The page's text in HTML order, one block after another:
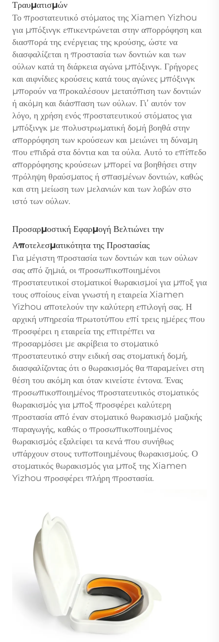
Τραυματισμών
Το προστατευτικό στόματος της Xiamen Yizhou
για μπόξινγκ επικεντρώνεται στην απορρόφηση και
διασπορά της ενέργειας της κρούσης, ώστε να
διασφαλίζεται η προστασία των δοντιών και των
ούλων κατά τη διάρκεια αγώνα μπόξινγκ. Γρήγορες
και αιφνίδιες κρούσεις κατά τους αγώνες μπόξινγκ
μπορούν να προκαλέσουν μετατόπιση των δοντιών
ή ακόμη και διάσπαση των ούλων. Γι’ αυτόν τον
λόγο, η χρήση ενός προστατευτικού στόματος για
μπόξινγκ με πολυστρωματική δομή βοηθά στην
απορρόφηση των κρούσεων και μειώνει τη δύναμη
που επιδρά στα δόντια και τα ούλα. Αυτό το επίπεδο
απορρόφησης κρούσεων μπορεί να βοηθήσει στην
πρόληψη θραύσματος ή σπασμένων δοντιών, καθώς
και στη μείωση των μελανιών και των λοβών στο
ιστό των ούλων.
Προσαρμοστική Εφαρμογή Βελτιώνει την
Αποτελεσματικότητα της Προστασίας
Για μέγιστη προστασία των δοντιών και των ούλων
σας από ζημιά, οι προσωπικοποιημένοι
προστατευτικοί στοματικοί θωρακισμοί για μποξ για
τους οποίους είναι γνωστή η εταιρεία Xiamen
Yizhou αποτελούν την καλύτερη επιλογή σας. Η
αρχική υπηρεσία πρωτοτύπου επί τρεις ημέρες που
προσφέρει η εταιρεία της επιτρέπει να
προσαρμόσει με ακρίβεια το στοματικό
προστατευτικό στην ειδική σας στοματική δομή,
διασφαλίζοντας ότι ο θωρακισμός θα παραμείνει στη
θέση του ακόμη και όταν κινείστε έντονα. Ένας
προσωπικοποιημένος προστατευτικός στοματικός
θωρακισμός για μποξ προσφέρει καλύτερη
προστασία από έναν στοματικό θωρακισμό μαζικής
παραγωγής, καθώς ο προσωπικοποιημένος
θωρακισμός εξαλείφει τα κενά που συνήθως
υπάρχουν στους τυποποιημένους θωρακισμούς. Ο
στοματικός θωρακισμός για μποξ της Xiamen
Yizhou προσφέρει πλήρη προστασία.